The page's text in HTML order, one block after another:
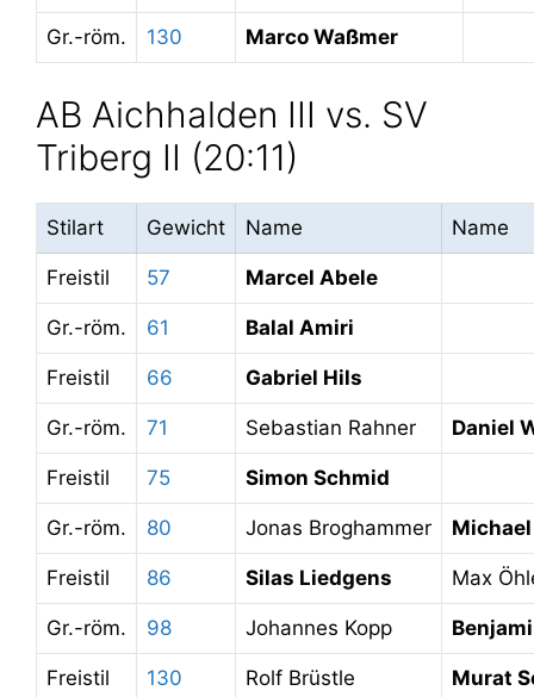
Gr.-röm. 130 Marco Waßmer
AB Aichhalden III vs. SV
Triberg II (20:11)
Stilart Gewicht Name Name
Freistil 57 Marcel Abele
Gr.-röm. 61 Balal Amiri
Freistil 66 Gabriel Hils
Gr.-röm. 71 Sebastian Rahner Daniel
Freistil 75 Simon Schmid
Gr.-röm. 80 Jonas Broghammer
Freistil 86 Silas Liedgens Max
Gr.-röm. 98 Johannes Kopp
Freistil 130 Rolf Brüstle Murat